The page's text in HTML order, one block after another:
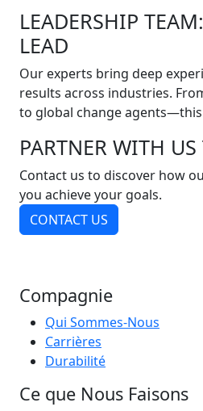
LEADERSHIP
LEAD
Our experts bring deep
results across industries.
to global change
PARTNER WITH US
Contact us to discover how
you achieve your goals.
CONTACT US
Compagnie
Qui Sommes-Nous
Carrières
Durabilité
Ce que Nous Faisons